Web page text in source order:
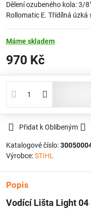
Dělení ozubeného kola: 3/
Rollomatic E. Třídílná
Máme skladem
970 Kč
Přidat k Oblíbeným
Katalogové číslo:
Výrobce:STIHL
Popis
Vodící Lišta Light 04